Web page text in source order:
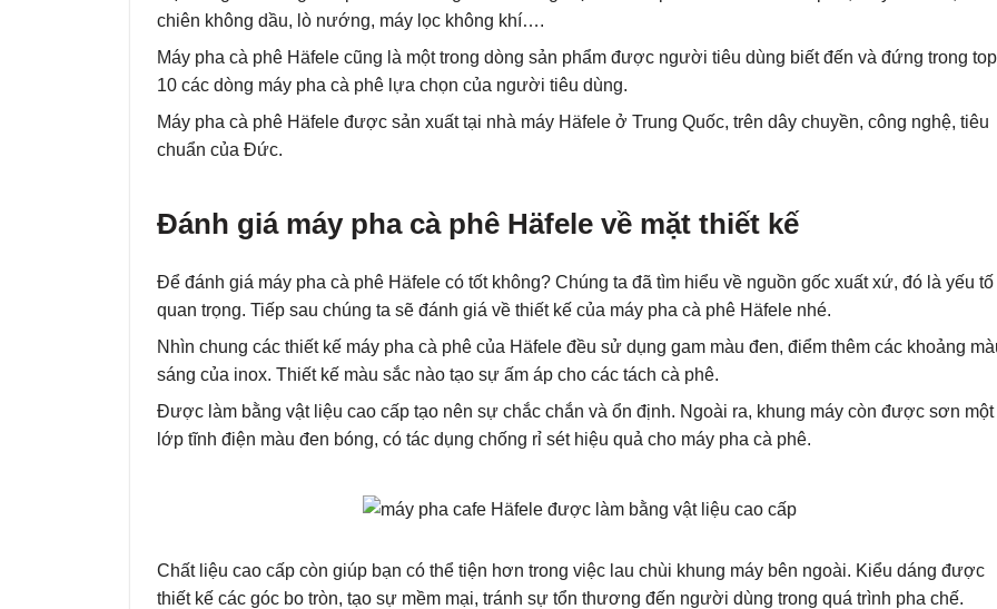
chiên không dầu, lò nướng, máy lọc không khí….
Máy pha cà phê Häfele cũng là một trong dòng sản phẩm được người tiêu dùng biết đến và đứng trong top
10 các dòng máy pha cà phê lựa chọn của người tiêu dùng.
Máy pha cà phê Häfele được sản xuất tại nhà máy Häfele ở Trung Quốc, trên dây chuyền, công nghệ, tiêu
chuẩn của Đức.
Đánh giá máy pha cà phê Häfele về mặt thiết kế
Để đánh giá máy pha cà phê Häfele có tốt không? Chúng ta đã tìm hiểu về nguồn gốc xuất xứ, đó là yếu tố
quan trọng. Tiếp sau chúng ta sẽ đánh giá về thiết kế của máy pha cà phê Häfele nhé.
Nhìn chung các thiết kế máy pha cà phê của Häfele đều sử dụng gam màu đen, điểm thêm các khoảng
sáng của inox. Thiết kế màu sắc nào tạo sự ấm áp cho các tách cà phê.
Được làm bằng vật liệu cao cấp tạo nên sự chắc chắn và ổn định. Ngoài ra, khung máy còn được sơn một
lớp tĩnh điện màu đen bóng, có tác dụng chống rỉ sét hiệu quả cho máy pha cà phê.
Chất liệu cao cấp còn giúp bạn có thể tiện hơn trong việc lau chùi khung máy bên ngoài. Kiểu dáng được
thiết kế các góc bo tròn, tạo sự mềm mại, tránh sự tổn thương đến người dùng trong quá trình pha chế.